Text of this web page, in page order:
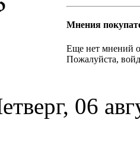
Мнения
Еще нет мнений
Пожалуйста,
06